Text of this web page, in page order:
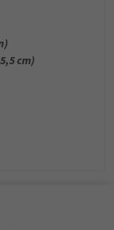
cm)